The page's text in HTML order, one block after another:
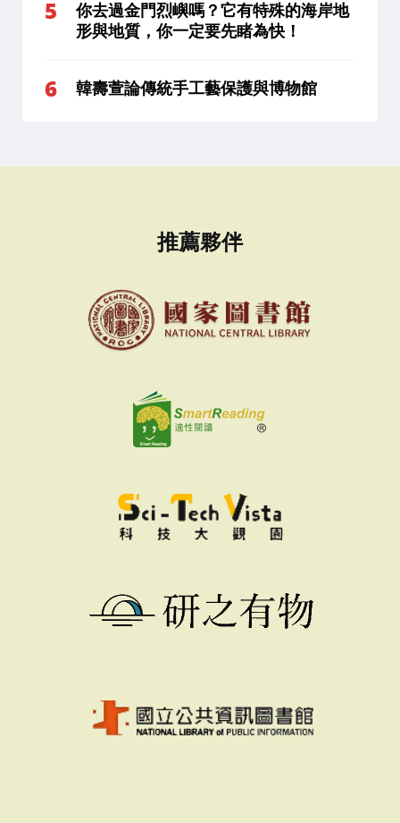
你去過金門烈嶼嗎？它有特殊的海岸地
形與地質，你一定要先睹為快！
韓壽萱論傳統手工藝保護與博物館
推薦夥伴